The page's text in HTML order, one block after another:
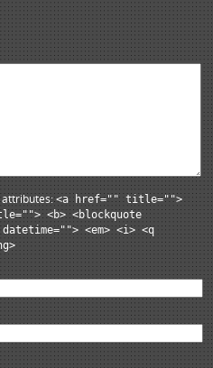
attributes:<a href="" title="">
<b> <blockquote
<em> <i> <q